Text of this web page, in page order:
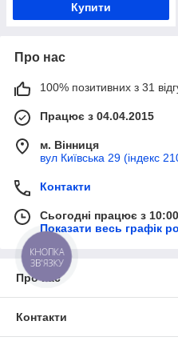
Купити
Про нас
100% позитивних з 31
Працює з 04.04.2015
м. Вінниця
вул Київська 29 (індекс
Контакти
Сьогодні працює з
Показати весь графік
Про нас
Контакти
КНОПКА
ЗВ'ЯЗКУ